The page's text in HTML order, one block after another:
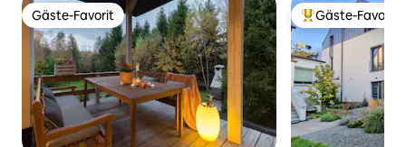
Gäste-Favorit
Gäste-Favorit Beliebter Gäste-
Gäste-Favorit